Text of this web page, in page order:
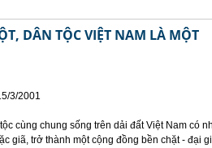
DÂN TỘC VIỆT NAM LÀ MỘT
3/2001
cùng chung sống trên dải đất Việt Nam có
giã, trở thành một cộng đồng bền chặt - đại